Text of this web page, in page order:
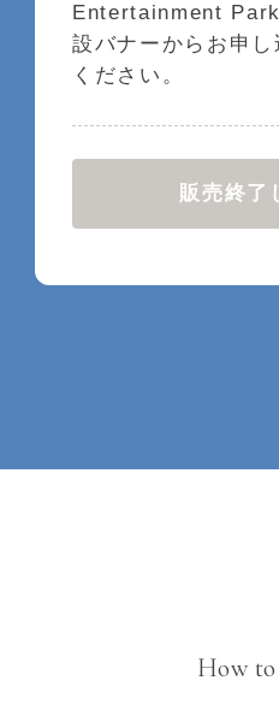
Entertainment
設バナーからお申
ください。
販売終了
How